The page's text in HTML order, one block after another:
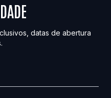
datas de abertura